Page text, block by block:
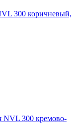
300 коричневый,